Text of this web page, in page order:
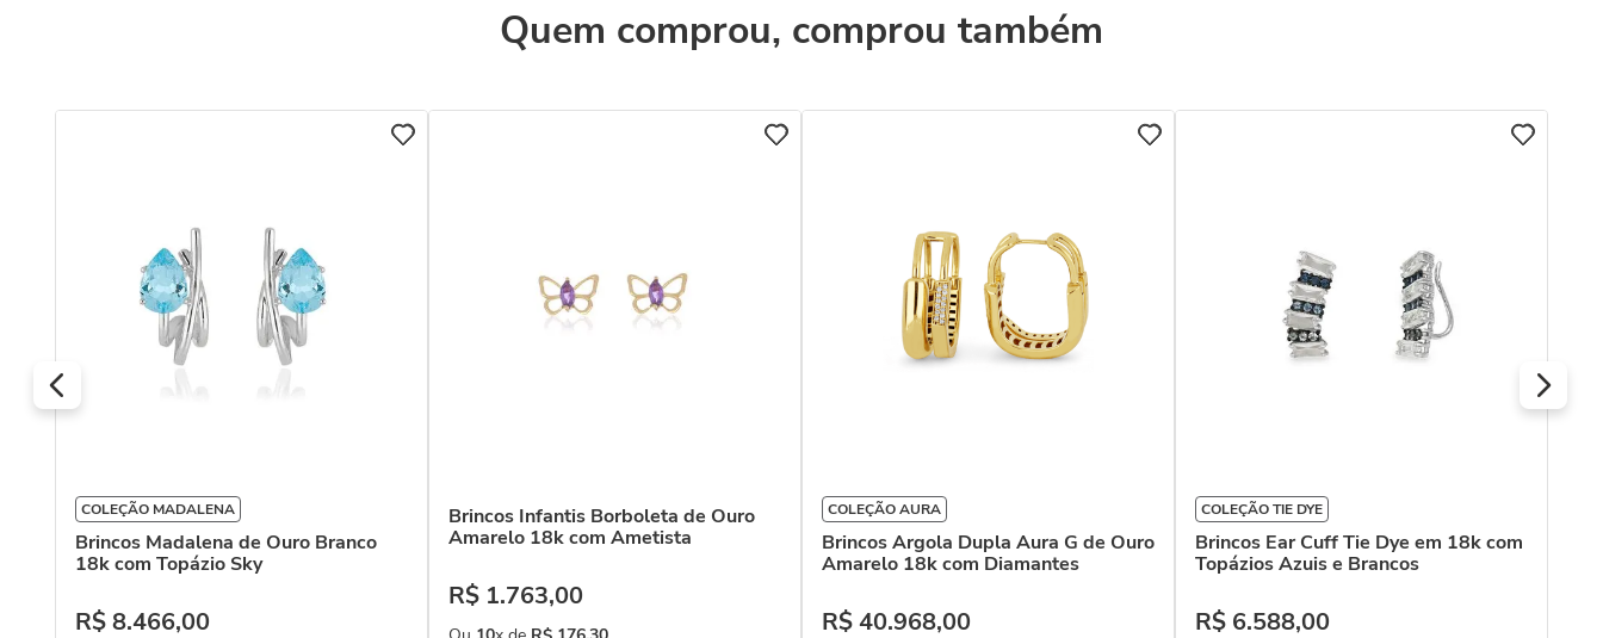
Quem comprou, comprou também
COLEÇÃO MADALENA
Brincos Madalena de Ouro Branco
18k com Topázio Sky
R$8.466,00
Brincos Infantis Borboleta de Ouro
Amarelo 18k com Ametista
R$ 1.763,00
COLEÇÃO AURA
Brincos Argola Dupla Aura G de Ouro
Amarelo 18k com Diamantes
R$40.968,00
COLEÇÃO TIE DYE
Brincos Ear Cuff Tie Dye em 18k com
Topázios Azuis e Brancos
R$ 6.588,00